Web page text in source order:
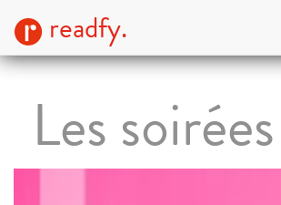
readfy.
Les